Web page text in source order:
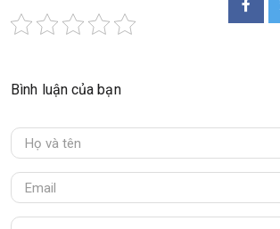
Bình luận của bạn